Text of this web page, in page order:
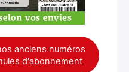
anciens numéros
d'abonnement